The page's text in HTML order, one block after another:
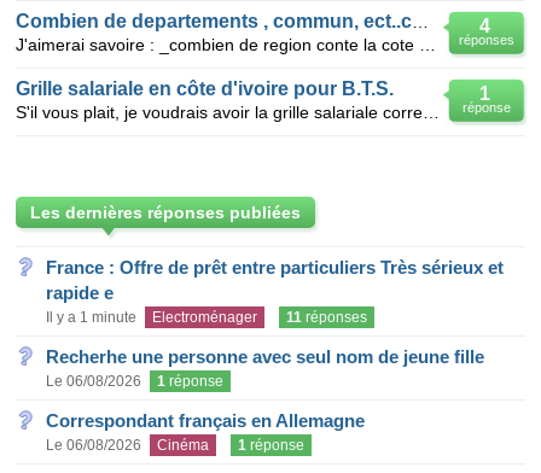
4
réponses
1
réponse
Grille salariale en côte d'ivoire pour B.T.S.
Les dernières réponses publiées
France : Offre de prêt entre particuliers Très sérieux et
rapide e
Il y a 1 minute Electroménager 11 réponses
Recherhe une personne avec seul nom de jeune fille
Le 06/08/2026 1 réponse
Correspondant français en Allemagne
Le 06/08/2026 Cinéma 1 réponse